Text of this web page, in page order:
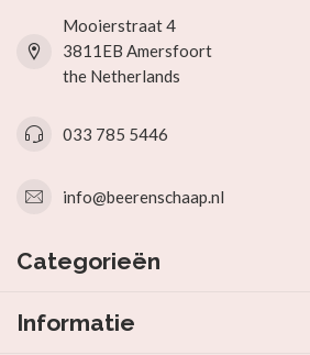
Mooierstraat 4
3811EB Amersfoort
the Netherlands
033 785 5446
info@beerenschaap.nl
Categorieën
Informatie